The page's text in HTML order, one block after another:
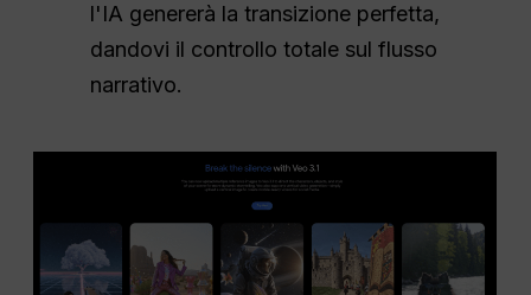
l'IA genererà la transizione perfetta,
dandovi il controllo totale sul flusso
narrativo.